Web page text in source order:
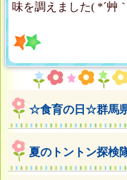
味を調えました( *´艸
☆食育の日☆群馬県
夏のトントン探検